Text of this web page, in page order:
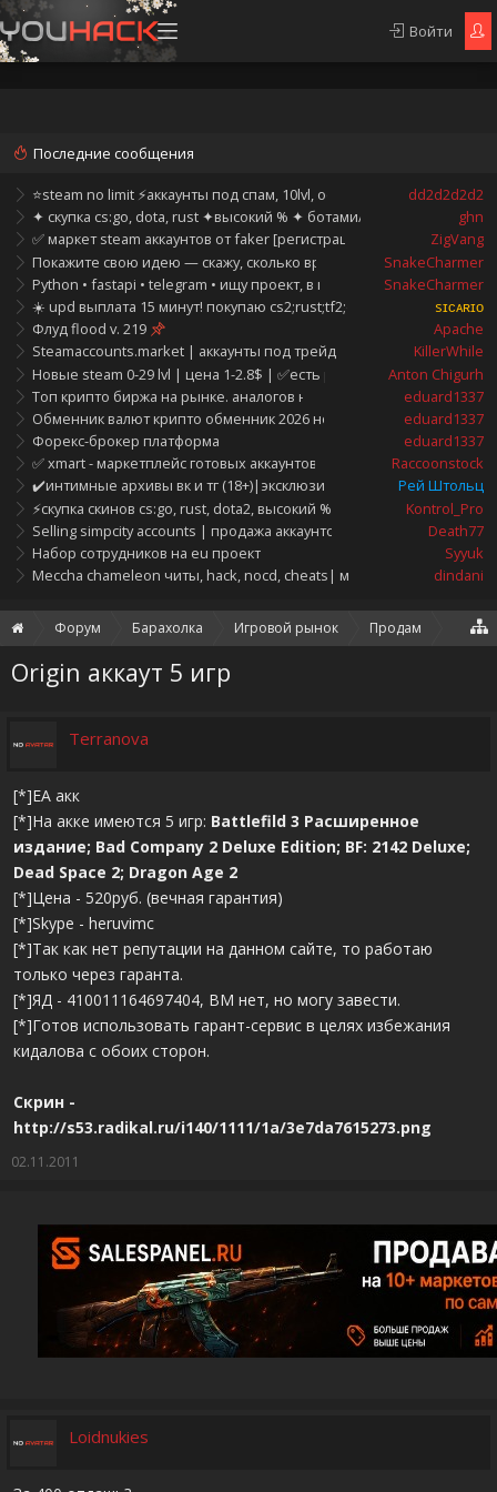
Последние сообщения
⭐steam no limit ⚡аккаунты под спам, 10lvl, оформление, часы⚡⭐
dd2d2d2d2
✦ скупка cs:go, dota, rust ✦высокий % ✦ ботами/трейдом✦ instant
ghn
✅ маркет steam аккаунтов от faker [регистрация строго наZigVang
Покажите свою идею — скажу, сколько времени займётSnakeCharmer
Python • fastapi • telegram • ищу проект, в который захочется
SnakeCharmer
☀️ upd выплата 15 минут! покупаю cs2;rust;tf2;dota2: hold, ботами,
sɪᴄᴀʀɪᴏ
Флуд flood v. 219
Apache
Steamaccounts.market | аккаунты под трейд и парсинг |KillerWhile
Новые steam 0-29 lvl | цена 1-2.8$ | ✅есть родная rambler почта
Anton Chigurh
Топ крипто биржа на рынке. аналогов нет
eduard1337
Обменник валют крипто обменник 2026 новый crypto exchanger
eduard1337
Форекс-брокер платформа
eduard1337
✅ xmart - маркетплейс готовых аккаунтов. покупка и продажа.
Raccoonstock
✔️интимные архивы вк и тг (18+)|эксклюзивные товары|shtolts
Рей Штольц
⚡скупка скинов cs:go, rust, dota2, высокий %, быстрые выплаты [деп
Kontrol_Pro
Selling simpcity accounts | продажа аккаунтов simpcity
Death77
Набор сотрудников на eu проект
Syyuk
Meccha chameleon читы, hack, nocd, cheats| мод, телепорт наdindani
Форум Барахолка Игровой рынок Продам
Origin аккаут 5 игр
Terranova
[*]ЕА акк
[*]На акке имеются 5 игр: Battlefild 3 Расширенное
издание; Bad Company 2 Deluxe Edition; BF: 2142 Deluxe;
Dead Space 2; Dragon Age 2
[*]Цена - 520руб. (вечная гарантия)
[*]Skype - heruvimc
[*]Так как нет репутации на данном сайте, то работаю
только через гаранта.
[*]ЯД - 410011164697404, ВМ нет, но могу завести.
[*]Готов использовать гарант-сервис в целях избежания
кидалова с обоих сторон.
Скрин -
http://s53.radikal.ru/i140/1111/1a/3e7da7615273.png
02.11.2011
Loidnukies
Войти